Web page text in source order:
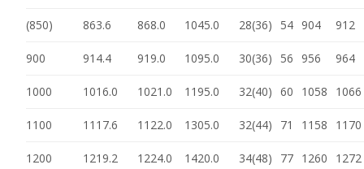
(850) 863.6 868.0 1045.0 28(36) 54 904 912
900 914.4 919.0 1095.0 30(36) 56 956 964
1000 1016.0 1021.0 1195.0 32(40) 60 1058 1066
1100 1117.6 1122.0 1305.0 32(44) 71 1158 1170
1200 1219.2 1224.0 1420.0 34(48) 77 1260 1272